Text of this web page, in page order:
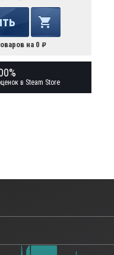
на 0
в Steam Store